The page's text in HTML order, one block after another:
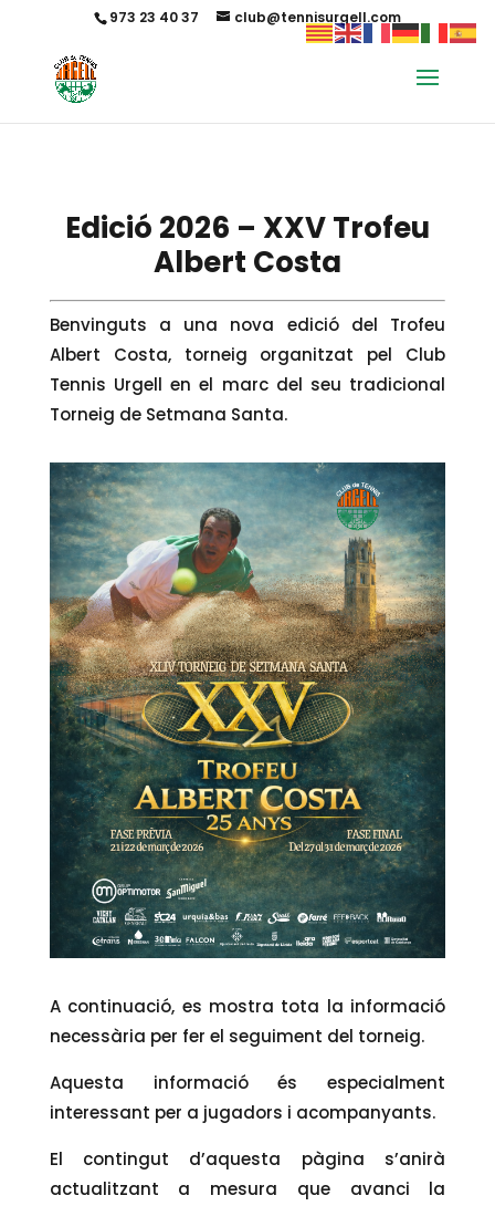
973 23 40 37 club@tennisurgell.com
Edició 2026 – XXV Trofeu
Albert Costa
Benvinguts a una nova edició del Trofeu
Albert Costa, torneig organitzat pel Club
Tennis Urgell en el marc del seu tradicional
Torneig de Setmana Santa.
A continuació, es mostra tota la informació
necessària per fer el seguiment del torneig.
Aquesta informació és especialment
interessant per a jugadors i acompanyants.
El contingut d’aquesta pàgina s’anirà
actualitzant a mesura que avanci la